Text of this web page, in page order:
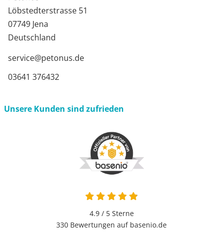
Löbstedterstrasse 51
07749 Jena
Deutschland
service@petonus.de
03641 376432
Unsere Kunden sind zufrieden
4.9 von 5
4.9 / 5Sterne
330 Bewertungen auf basenio.de